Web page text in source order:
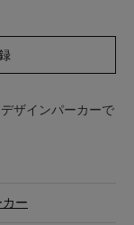
ザインパーカーで
カー